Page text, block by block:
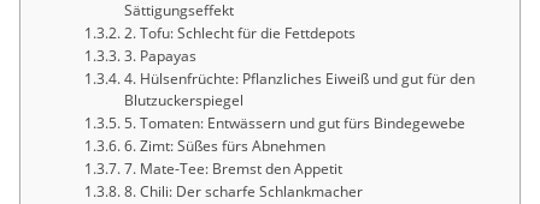
Sättigungseffekt
2. Tofu: Schlecht für die Fettdepots
3. Papayas
4. Hülsenfrüchte: Pflanzliches Eiweiß und gut für den
Blutzuckerspiegel
5. Tomaten: Entwässern und gut fürs Bindegewebe
6. Zimt: Süßes fürs Abnehmen
7. Mate-Tee: Bremst den Appetit
8. Chili: Der scharfe Schlankmacher